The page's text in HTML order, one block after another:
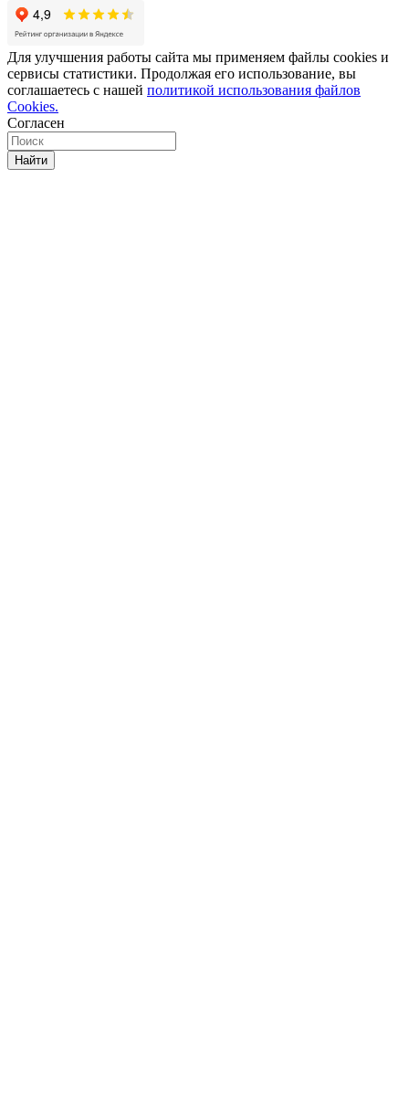
Для улучшения работы сайта мы применяем файлы cookies и
сервисы статистики. Продолжая его использование, вы
соглашаетесь с нашей политикой использования файлов
Cookies.
Согласен
Найти